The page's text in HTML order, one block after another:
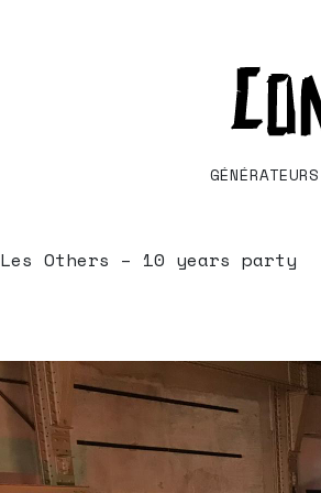
Les Others – 10 years party